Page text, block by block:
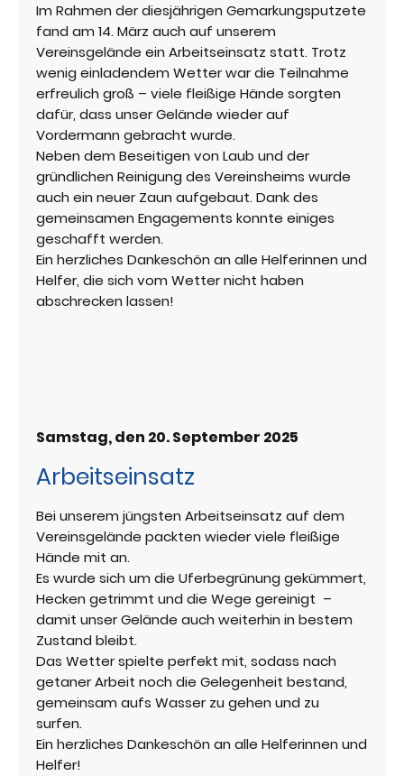
Im Rahmen der diesjährigen Gemarkungsputzete
fand am 14. März auch auf unserem
Vereinsgelände ein Arbeitseinsatz statt. Trotz
wenig einladendem Wetter war die Teilnahme
erfreulich groß – viele fleißige Hände sorgten
dafür, dass unser Gelände wieder auf
Vordermann gebracht wurde.
Neben dem Beseitigen von Laub und der
gründlichen Reinigung des Vereinsheims wurde
auch ein neuer Zaun aufgebaut. Dank des
gemeinsamen Engagements konnte einiges
geschafft werden.
Ein herzliches Dankeschön an alle Helferinnen und
Helfer, die sich vom Wetter nicht haben
abschrecken lassen!
Samstag, den 20. September 2025
Arbeitseinsatz
Bei unserem jüngsten Arbeitseinsatz auf dem
Vereinsgelände packten wieder viele fleißige
Hände mit an.
Es wurde sich um die Uferbegrünung gekümmert,
Hecken getrimmt und die Wege gereinigt –
damit unser Gelände auch weiterhin in bestem
Zustand bleibt.
Das Wetter spielte perfekt mit, sodass nach
getaner Arbeit noch die Gelegenheit bestand,
gemeinsam aufs Wasser zu gehen und zu
surfen.
Ein herzliches Dankeschön an alle Helferinnen und
Helfer!